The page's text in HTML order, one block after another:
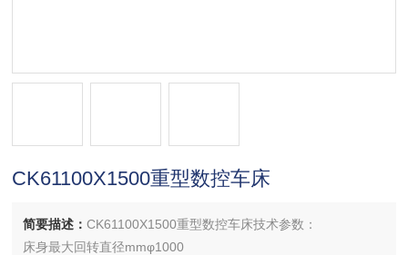
CK61100X1500重型数控车床
简要描述：CK61100X1500重型数控车床技术参数：
床身最大回转直径mmφ1000